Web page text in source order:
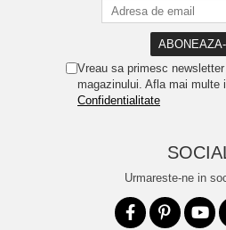
Vreau sa primesc
magazinului. Afla mai multe
Confidentialitate
Urmareste-ne in